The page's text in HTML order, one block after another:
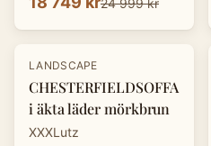
24 999 kr
- 25%
LANDSCAPE
CHESTERFIELDSOFFA
i äkta läder mörkbrun
XXXLutz